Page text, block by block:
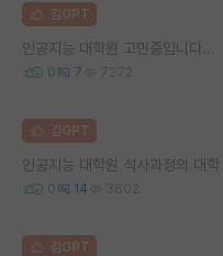
김GPT
인공지능 대학원 고민중입니다...
0 7 7272
김GPT
인공지능 대학원 석사과정의 대
0 14 3602
김GPT